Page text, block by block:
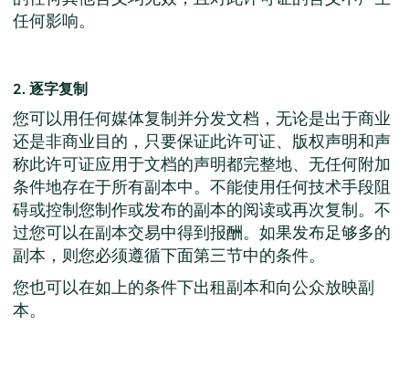
任何影响。
2. 逐字复制
您可以用任何媒体复制并分发文档，无论是出于商业
还是非商业目的，只要保证此许可证、版权声明和声
称此许可证应用于文档的声明都完整地、无任何附加
条件地存在于所有副本中。不能使用任何技术手段阻
碍或控制您制作或发布的副本的阅读或再次复制。不
过您可以在副本交易中得到报酬。如果发布足够多的
副本，则您必须遵循下面第三节中的条件。
您也可以在如上的条件下出租副本和向公众放映副
本。